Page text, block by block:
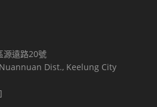
源遠路20號
Dist., Keelung City
]